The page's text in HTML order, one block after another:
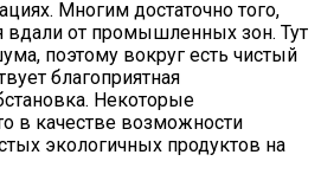
Многим достаточно того,
вдали от промышленных зон. Тут
поэтому вокруг есть чистый
благоприятная
Некоторые
в качестве возможности
экологичных продуктов на